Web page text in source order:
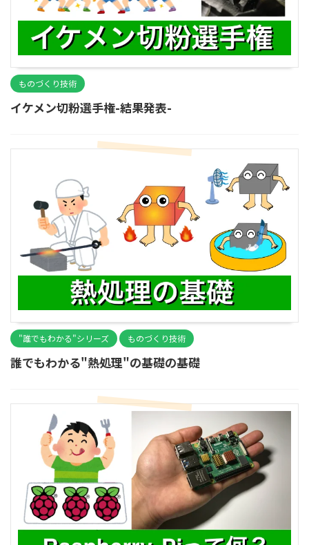
ものづくり技術
イケメン切粉選手権-結果発表-
"誰でもわかる"シリーズ ものづくり技術
誰でもわかる"熱処理"の基礎の基礎